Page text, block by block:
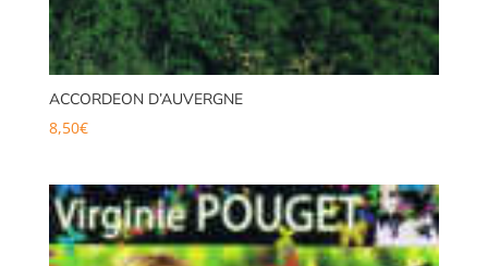
ACCORDEON D’AUVERGNE
8,50€